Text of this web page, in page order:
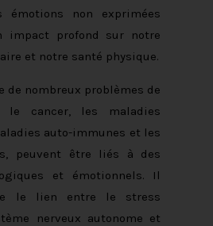
émotions non exprimées
impact profond sur notre
et notre santé physique.
de nombreux problèmes de
le cancer, les maladies
auto-immunes et les
peuvent être liés à des
et émotionnels. Il
le lien entre le stress
nerveux autonome et